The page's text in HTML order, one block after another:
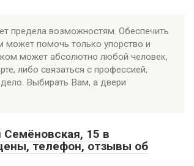
предела возможностям. Обеспечить
помочь только упорство и
может абсолютно любой человек,
либо связаться с профессией,
дело. Выбирать Вам, а двери
15 в
телефон, отзывы об